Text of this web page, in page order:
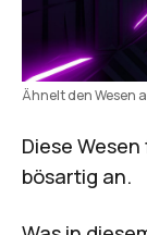
Ähnelt den Wesen
Diese
bösartig an.